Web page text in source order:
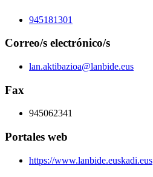
945181301
Correo/s electrónico/s
lan.aktibazioa@lanbide.eus
Fax
945062341
Portales web
https://www.lanbide.euskadi.eus